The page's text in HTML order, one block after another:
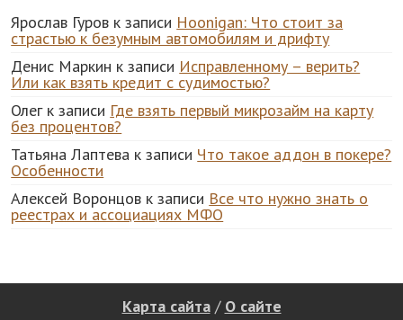
Ярослав Гуров к записи Hoonigan: Что стоит за
страстью к безумным автомобилям и дрифту
Денис Маркин к записи Исправленному – верить?
Или как взять кредит с судимостью?
Олегк записи Где взять первый микрозайм на карту
без процентов?
Татьяна Лаптева к записи Что такое аддон в покере?
Особенности
Алексей Воронцов к записи Все что нужно знать о
реестрах и ассоциациях МФО
Карта сайта/ О сайте